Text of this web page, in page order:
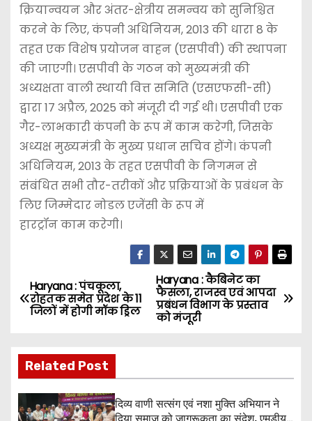
क्रियान्वयन और अंतर-क्षेत्रीय समन्वय को सुनिश्चित
करने के लिए, कंपनी अधिनियम, 2013 की धारा 8 के
तहत एक विशेष प्रयोजन वाहन (एसपीवी) की स्थापना
की जाएगी। एसपीवी के गठन को मुख्यमंत्री की
अध्यक्षता वाली स्थायी वित्त समिति (एसएफसी-सी)
द्वारा 17 अप्रैल, 2025 को मंजूरी दी गई थी। एसपीवी एक
गैर-लाभकारी कंपनी के रूप में काम करेगी, जिसके
अध्यक्ष मुख्यमंत्री के मुख्य प्रधान सचिव होंगे। कंपनी
अधिनियम, 2013 के तहत एसपीवी के निगमन से
संबंधित सभी तौर-तरीकों और प्रक्रियाओं के प्रबंधन के
लिए जिम्मेदार नोडल एजेंसी के रूप में
हारट्रॉन काम करेगी।
P
o
t
n
Haryana : कैबिनेट का
फैसला, राजस्व एवं आपदा
प्रबंधन विभाग के प्रस्ताव
को मंजूरी
Haryana : पंचकूला,
रोहतक समेत प्रदेश के 11
जिलों में होगी मॉक ड्रिल
Related Post
दिव्य वाणी सत्संग एवं नशा मुक्ति अभियान ने